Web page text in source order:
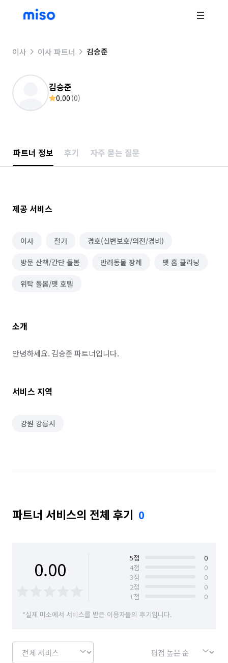
이사 이사 파트너 김승준
김승준
0.00 (0)
파트너 정보 후기 자주 묻는 질문
제공 서비스
이사 철거 경호(신변보호/의전/경비)
방문 산책/간단 돌봄 반려동물 장례 펫 홈 클리닝
위탁 돌봄/펫 호텔
소개
안녕하세요. 김승준 파트너입니다.
서비스 지역
강원 강릉시
파트너 서비스의 전체 후기 0
0.00 5점
0
4점
0
3점
0
2점
0
1점
0
*실제 미소에서 서비스를 받은 이용자들의 후기입니다.